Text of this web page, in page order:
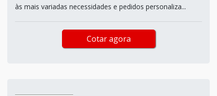
às mais variadas necessidades e pedidos personaliza...
Cotar agora